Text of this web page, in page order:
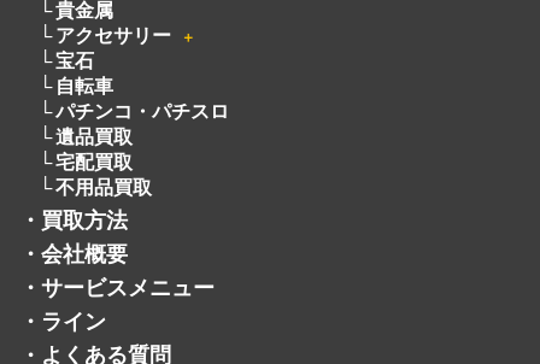
貴金属
アクセサリー
＋
宝石
自転車
パチンコ・パチスロ
遺品買取
宅配買取
不用品買取
・ 買取方法
・ 会社概要
・ サービスメニュー
・ ライン
・ よくある質問